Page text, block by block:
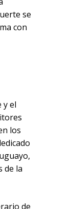
se
con
y el
los
de la
de